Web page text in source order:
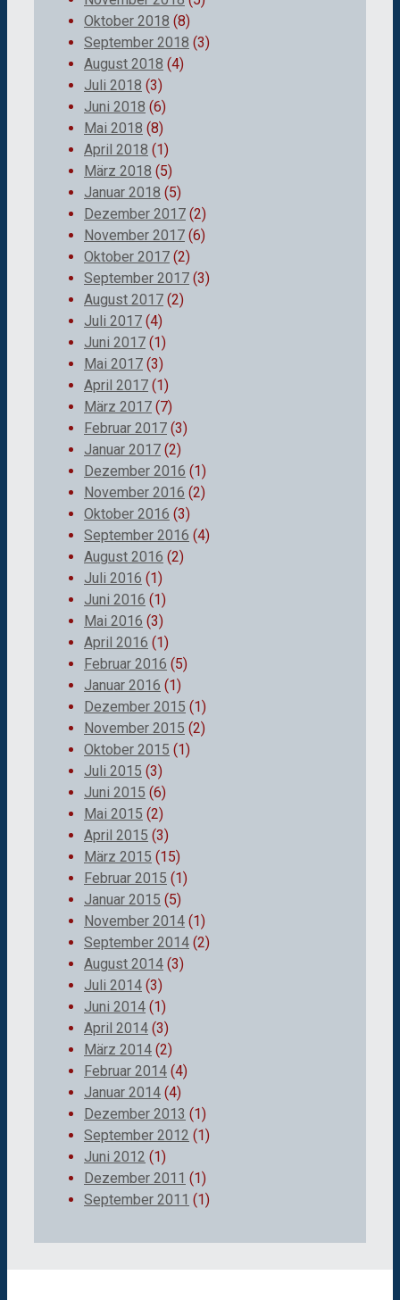
Oktober 2018 (8)
September 2018 (3)
August 2018 (4)
Juli 2018 (3)
Juni 2018 (6)
Mai 2018 (8)
April 2018 (1)
März 2018 (5)
Januar 2018 (5)
Dezember 2017 (2)
November 2017 (6)
Oktober 2017 (2)
September 2017 (3)
August 2017 (2)
Juli 2017 (4)
Juni 2017 (1)
Mai 2017 (3)
April 2017 (1)
März 2017 (7)
Februar 2017 (3)
Januar 2017 (2)
Dezember 2016 (1)
November 2016 (2)
Oktober 2016 (3)
September 2016 (4)
August 2016 (2)
Juli 2016 (1)
Juni 2016 (1)
Mai 2016 (3)
April 2016 (1)
Februar 2016 (5)
Januar 2016 (1)
Dezember 2015 (1)
November 2015 (2)
Oktober 2015 (1)
Juli 2015 (3)
Juni 2015 (6)
Mai 2015 (2)
April 2015 (3)
März 2015 (15)
Februar 2015 (1)
Januar 2015 (5)
November 2014 (1)
September 2014 (2)
August 2014 (3)
Juli 2014 (3)
Juni 2014 (1)
April 2014 (3)
März 2014 (2)
Februar 2014 (4)
Januar 2014 (4)
Dezember 2013 (1)
September 2012 (1)
Juni 2012 (1)
Dezember 2011 (1)
September 2011 (1)